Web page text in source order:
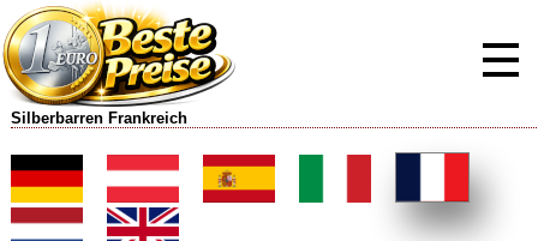
Silberbarren Frankreich